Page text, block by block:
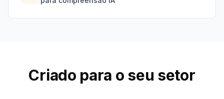
Criado para o seu setor